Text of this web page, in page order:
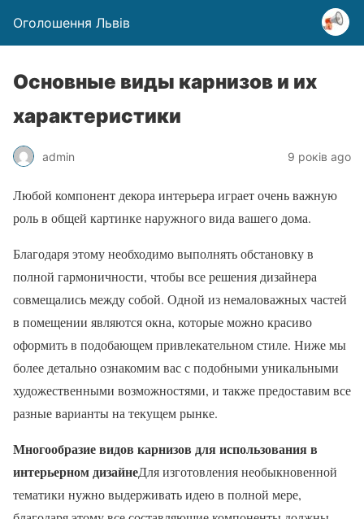
Оголошення Львів
Основные виды карнизов и их
характеристики
admin 9 років ago
Любой компонент декора интерьера играет очень важную
роль в общей картинке наружного вида вашего дома.
Благодаря этому необходимо выполнять обстановку в
полной гармоничности, чтобы все решения дизайнера
совмещались между собой. Одной из немаловажных частей
в помещении являются окна, которые можно красиво
оформить в подобающем привлекательном стиле. Ниже мы
более детально ознакомим вас с подобными уникальными
художественными возможностями, и также предоставим все
разные варианты на текущем рынке.
Многообразие видов карнизов для использования в
интерьерном дизайнеДля изготовления необыкновенной
тематики нужно выдерживать идею в полной мере,